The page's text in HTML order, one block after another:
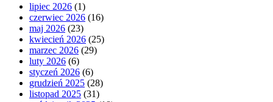
lipiec 2026 (1)
czerwiec 2026 (16)
maj 2026 (23)
kwiecień 2026 (25)
marzec 2026 (29)
luty 2026 (6)
styczeń 2026 (6)
grudzień 2025 (28)
listopad 2025 (31)